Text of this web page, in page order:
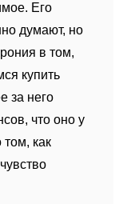
Его
думают, но
в том,
купить
за него
что оно у
том, как